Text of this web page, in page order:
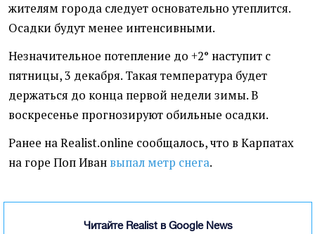
жителям города следует основательно утеплится.
Осадки будут менее интенсивными.
Незначительное потепление до +2° наступит с
пятницы, 3 декабря. Такая температура будет
держаться до конца первой недели зимы. В
воскресенье прогнозируют обильные осадки.
Ранее на Realist.online сообщалось, что в Карпатах
на горе Поп Иван выпал метр снега.
Читайте Realist в Google News